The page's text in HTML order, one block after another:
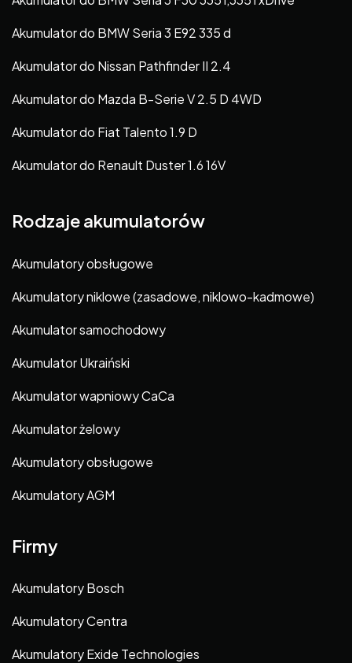
Akumulator do BMW Seria 3 E92 335 d
Akumulator do Nissan Pathfinder II 2.4
Akumulator do Mazda B-Serie V 2.5 D 4WD
Akumulator do Fiat Talento 1.9 D
Akumulator do Renault Duster 1.6 16V
Rodzaje akumulatorów
Akumulatory obsługowe
Akumulatory niklowe (zasadowe, niklowo-kadmowe)
Akumulator samochodowy
Akumulator Ukraiński
Akumulator wapniowy CaCa
Akumulator żelowy
Akumulatory obsługowe
Akumulatory AGM
Firmy
Akumulatory Bosch
Akumulatory Centra
Akumulatory Exide Technologies